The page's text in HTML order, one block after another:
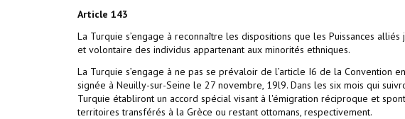
Article 143
La Turquie s’engage à reconnaître les dispositions que les Puissances
et volontaire des individus appartenant aux minorités ethniques.
La Turquie s’engage à ne pas se prévaloir de l’article I6 de la
signée à Neuilly-sur-Seine le 27 novembre, 19l9. Dans les six mois qui
Turquie établiront un accord spécial visant à l'émigration réciproque et
territoires transférés à la Grèce ou restant ottomans, respectivement.